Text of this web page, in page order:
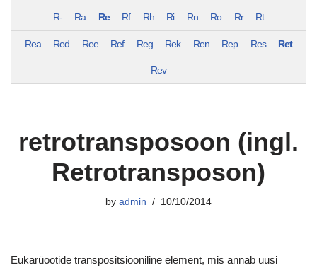
R- Ra Re Rf Rh Ri Rn Ro Rr Rt
Rea Red Ree Ref Reg Rek Ren Rep Res Ret
Rev
retrotransposoon (ingl.
Retrotransposon)
by admin 10/10/2014
Eukarüootide transpositsiooniline element, mis annab uusi